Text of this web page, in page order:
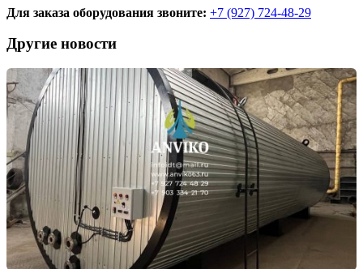
Для заказа оборудования звоните: +7 (927) 724-48-29
Другие новости